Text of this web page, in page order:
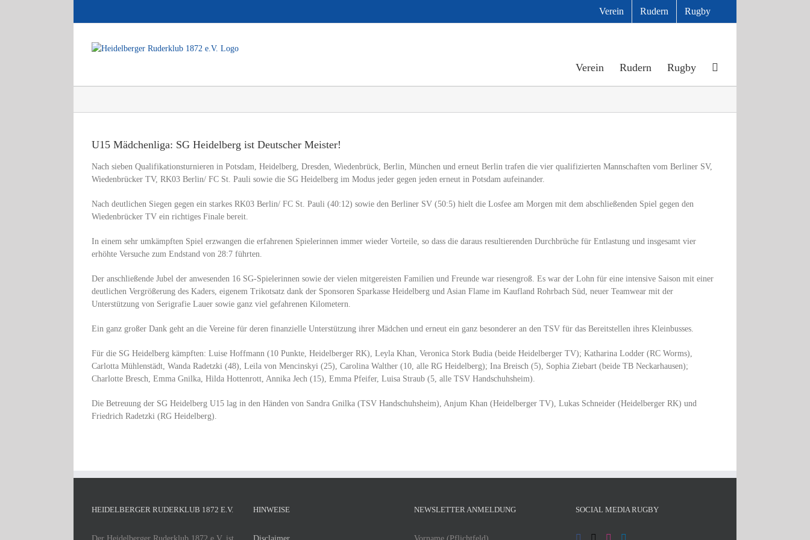
Verein Rudern Rugby
Verein Rudern Rugby
Bild
U15 Mädchenliga: SG Heidelberg ist Deutscher Meister!
Nach sieben Qualifikationsturnieren in Potsdam, Heidelberg, Dresden, Wiedenbrück, Berlin, München und erneut Berlin trafen die vier qualifizierten Mannschaften vom Berliner SV,
Wiedenbrücker TV, RK03 Berlin/ FC St. Pauli sowie die SG Heidelberg im Modus jeder gegen jeden erneut in Potsdam aufeinander.
Nach deutlichen Siegen gegen ein starkes RK03 Berlin/ FC St. Pauli (40:12) sowie den Berliner SV (50:5) hielt die Losfee am Morgen mit dem abschließenden Spiel gegen den
Wiedenbrücker TV ein richtiges Finale bereit.
In einem sehr umkämpften Spiel erzwangen die erfahrenen Spielerinnen immer wieder Vorteile, so dass die daraus resultierenden Durchbrüche für Entlastung und insgesamt vier
erhöhte Versuche zum Endstand von 28:7 führten.
Der anschließende Jubel der anwesenden 16 SG-Spielerinnen sowie der vielen mitgereisten Familien und Freunde war riesengroß. Es war der Lohn für eine intensive Saison mit einer
deutlichen Vergrößerung des Kaders, eigenem Trikotsatz dank der Sponsoren Sparkasse Heidelberg und Asian Flame im Kaufland Rohrbach Süd, neuer Teamwear mit der
Unterstützung von Serigrafie Lauer sowie ganz viel gefahrenen Kilometern.
Ein ganz großer Dank geht an die Vereine für deren finanzielle Unterstützung ihrer Mädchen und erneut ein ganz besonderer an den TSV für das Bereitstellen ihres Kleinbusses.
Für die SG Heidelberg kämpften: Luise Hoffmann (10 Punkte, Heidelberger RK), Leyla Khan, Veronica Stork Budia (beide Heidelberger TV); Katharina Lodder (RC Worms),
Carlotta Mühlenstädt, Wanda Radetzki (48), Leila von Mencinskyi (25), Carolina Walther (10, alle RG Heidelberg); Ina Breisch (5), Sophia Ziebart (beide TB Neckarhausen);
Charlotte Bresch, Emma Gnilka, Hilda Hottenrott, Annika Jech (15), Emma Pfeifer, Luisa Straub (5, alle TSV Handschuhsheim).
Die Betreuung der SG Heidelberg U15 lag in den Händen von Sandra Gnilka (TSV Handschuhsheim), Anjum Khan (Heidelberger TV), Lukas Schneider (Heidelberger RK) und
Friedrich Radetzki (RG Heidelberg).
HEIDELBERGER RUDERKLUB 1872 E.V. HINWEISE NEWSLETTER ANMELDUNG SOCIAL MEDIA RUGBY